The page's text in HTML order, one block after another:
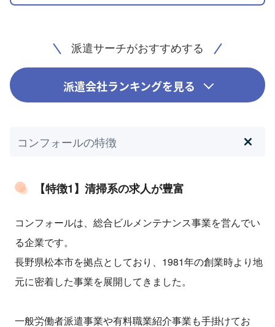
派遣サーチがおすすめする
派遣会社ランキングを見る
コンフォールの特徴
【特徴1】清掃系の求人が豊富
コンフォールは、総合ビルメンテナンス事業を営んでい
る企業です。
長野県松本市を拠点としており、1981年の創業時より地
元に密着した事業を展開してきました。
一般労働者派遣事業や有料職業紹介事業も手掛けてお